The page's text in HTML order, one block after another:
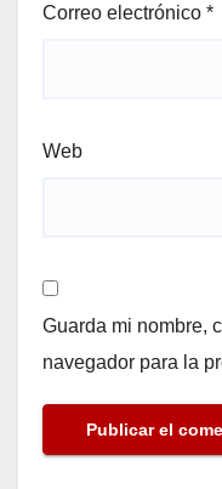
Correo electrónico *
Web
Guarda mi nombre,
navegador para la